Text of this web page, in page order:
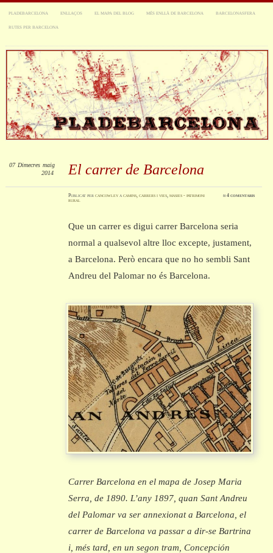
PLADEBARCELONA ENLLAÇOS EL MAPA DEL BLOG MÉS ENLLÀ DE BARCELONA BARCELONASFERA
RUTES PER BARCELONA
El carrer de Barcelona
07 Dimecres maig
2014
Publicatpercancowley acamins, carrers i vies,masies - patrimoni
rural
≈4 comentaris
Que un carrer es digui carrer Barcelona seria
normal a qualsevol altre lloc excepte, justament,
a Barcelona. Però encara que no ho sembli Sant
Andreu del Palomar no és Barcelona.
Carrer Barcelona en el mapa de Josep Maria
Serra, de 1890. L’any 1897, quan Sant Andreu
del Palomar va ser annexionat a Barcelona, el
carrer de Barcelona va passar a dir-se Bartrina
i, més tard, en un segon tram, Concepción